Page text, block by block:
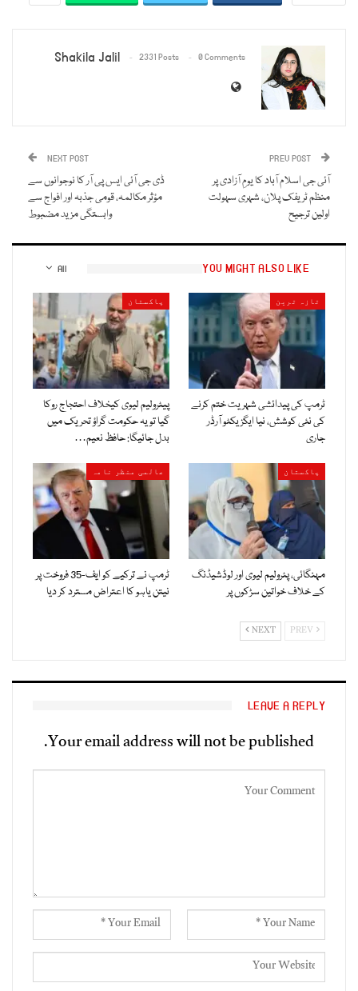
Shakila Jalil 2331 Posts 0 Comments
آئی جی اسلام آباد کا یومِ آزادی پر
منظم ٹریفک پلان، شہری سہولت
اولین ترجیح
NEXT POST
ڈی جی آئی ایس پی آر کا نوجوانوں سے
مؤثر مکالمہ، قومی جذبہ اور افواج سے
وابستگی مزید مضبوط
All YOU MIGHT ALSO LIKE
تازہ ترین
ٹرمپ کی پیدائشی شہریت ختم کرنے
کی نئی کوشش، نیا ایگزیکٹو آرڈر
جاری
پاکستان
پیٹرولیم لیوی کیخلاف احتجاج روکا
گیا تو یہ حکومت گراؤ تحریک میں
بدل جائیگا: حافظ نعیم…
پاکستان
مہنگائی، پٹرولیم لیوی اور لوڈشیڈنگ
کے خلاف خواتین سڑکوں پر
عالمی منظر نامہ
ٹرمپ نے ترکیے کو ایف-35 فروخت پر
نیتن یاہو کا اعتراض مسترد کر دیا
NEXT
LEAVE A REPLY
Your email address will not be published.